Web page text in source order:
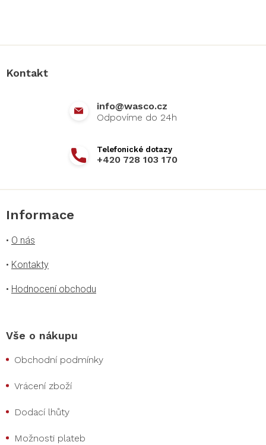
Kontakt
info@wasco.cz
+420 728 103 170
Informace
• O nás
• Kontakty
• Hodnocení obchodu
Vše o nákupu
Obchodní podmínky
Vrácení zboží
Dodací lhůty
Možnosti plateb